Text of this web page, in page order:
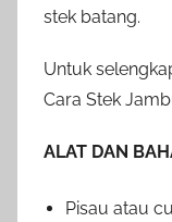
stek batang.
Untuk
Cara Stek
ALAT DAN
Pisau atau